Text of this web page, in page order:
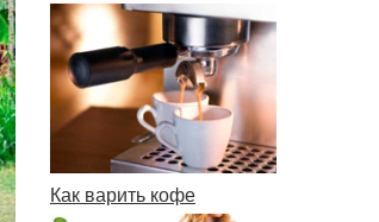
Как варить кофе